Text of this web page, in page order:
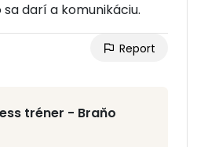
darí a komunikáciu.
Report
tréner - Braňo